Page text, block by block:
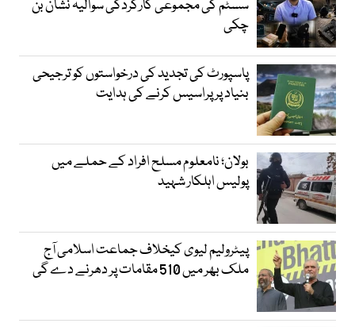
سسٹم کی مجموعی کارکردگی سوالیہ نشان بن
چکی
پاسپورٹ کی تجدید کی درخواستوں کو ترجیحی
بنیاد پر پراسیس کرنے کی ہدایت
بولان؛ نامعلوم مسلح افراد کے حملے میں
پولیس اہلکار شہید
پیٹرولیم لیوی کیخلاف جماعت اسلامی آج
ملک بھر میں 510 مقامات پر دھرنے دے گی